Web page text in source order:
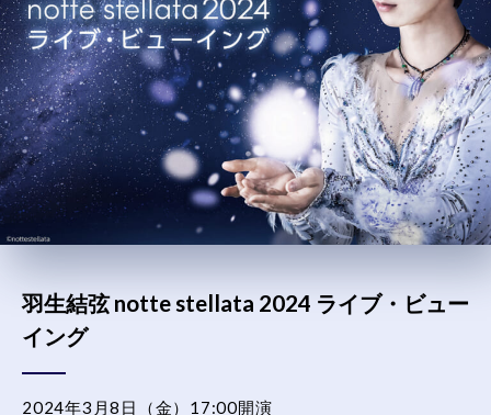
羽生結弦 notte stellata 2024 ライブ・ビュー
イング
2024年3月8日（金）17:00開演